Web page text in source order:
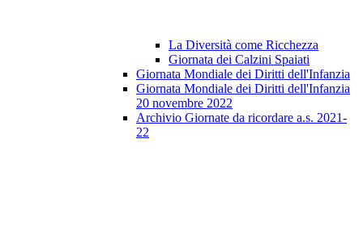
La Diversità come Ricchezza
Giornata dei Calzini Spaiati
Giornata Mondiale dei Diritti dell'Infanzia
Giornata Mondiale dei Diritti dell'Infanzia
20 novembre 2022
Archivio Giornate da ricordare a.s. 2021-
22